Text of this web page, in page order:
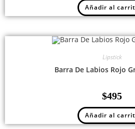
Añadir al
Lipstick
Barra De Labios Rojo
$495
Añadir al